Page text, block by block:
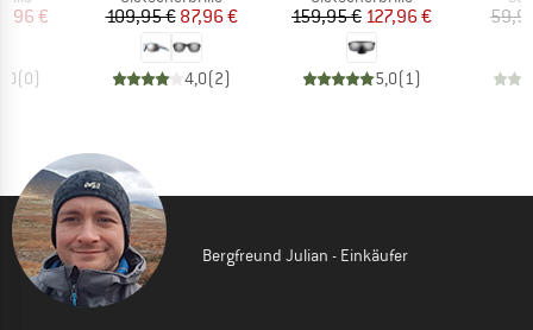
Preis
€
(0)
Preis
109,95 €reduzierter Preis
87,96 €
4,0(2)
Preis
159,95 €reduzierter Preis
127,96 €
5,0( 1)
Bergfreund Julian - Einkäufer